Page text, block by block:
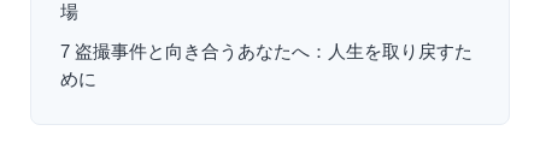
場
7 盗撮事件と向き合うあなたへ：人生を取り戻すた
めに